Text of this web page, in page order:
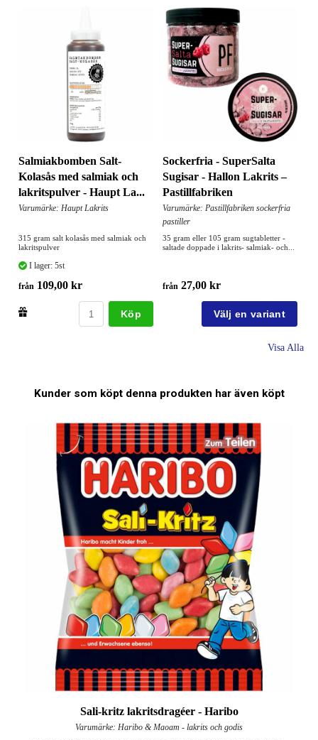
Salmiakbomben Salt-
Kolasås med salmiak och
lakritspulver - Haupt La...
Varumärke: Haupt Lakrits
315 gram salt kolasås med salmiak och
lakritspulver
I lager: 5st
från 109,00 kr
Köp
Sockerfria - SuperSalta
Sugisar - Hallon Lakrits –
Pastillfabriken
Varumärke: Pastillfabriken sockerfria
pastiller
35 gram eller 105 gram sugtabletter -
saltade doppade i lakrits- salmiak- och...
från 27,00 kr
Visa Alla
Kunder som köpt denna produkten har även köpt
Sali-kritz lakritsdragéer - Haribo
Varumärke: Haribo & Maoam - lakrits och godis